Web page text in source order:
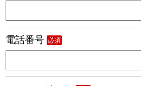
電話番号 必須